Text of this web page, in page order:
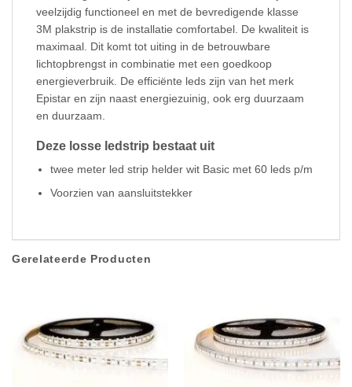
veelzijdig functioneel en met de bevredigende klasse
3M plakstrip is de installatie comfortabel. De kwaliteit is
maximaal. Dit komt tot uiting in de betrouwbare
lichtopbrengst in combinatie met een goedkoop
energieverbruik. De efficiënte leds zijn van het merk
Epistar en zijn naast energiezuinig, ook erg duurzaam
en duurzaam.
Deze losse ledstrip bestaat uit
twee meter led strip helder wit Basic met 60 leds p/m
Voorzien van aansluitstekker
Gerelateerde Producten